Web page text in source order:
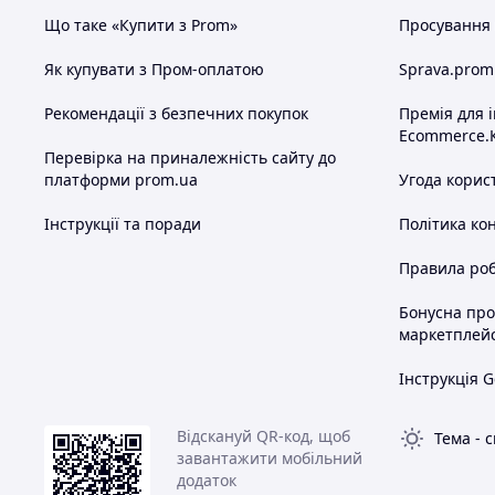
Тип електродвигуни та його виконання – в залежності
можуть комплектуватися загальнопромисловим або
замовника та згідно з умовами експлуатації і вимогам
Умовне позначення насосів серії «Х»
Приклад 1: Х50-32-125а-До-5
Х – насос серії «Х»
32 - діаметр патUKRка насоса на виході рідини, мм
"а" - позначення типу обточування робочого колеса
"б" - друга обточування;
"д" - робоче колесо насоса має збільшений діаметр.
Що таке «Купити з Prom»
Як купувати з Пром-оплатою
Рекомендації з безпечних покупок
Перевірка на приналежність сайту до
платформи prom.ua
Інструкції та поради
Просування
Премія для
Угода
Політика
Правила
Бонусна
Інструкція
Відскануй QR-код, щоб
завантажити мобільний
додаток
Тема -